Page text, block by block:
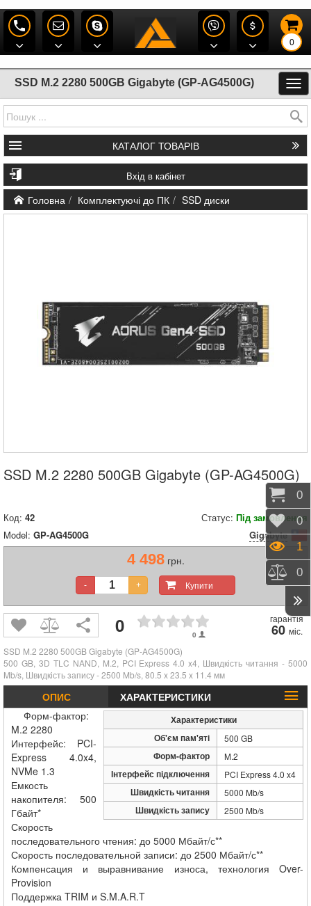
0
SSD M.2 2280 500GB Gigabyte (GP-AG4500G)
КАТАЛОГ ТОВАРІВ
Вхід в кабінет
Головна Комплектуючі до ПК SSD диски
SSD M.2 2280 500GB Gigabyte (GP-AG4500G)
Код: 42 Статус: Під замовлення
Model: GP-AG4500G Gigabyte
4 498грн.
Купити
- +
0 0
гарантія
60 міс.
SSD M.2 2280 500GB Gigabyte (GP-AG4500G)
500 GB, 3D TLC NAND, M.2, PCI Express 4.0 x4, Швидкість читання - 5000
Mb/s, Швидкість запису - 2500 Mb/s, 80.5 x 23.5 x 11.4 мм
ОПИС ХАРАКТЕРИСТИКИ
Характеристики
Об'єм пам'яті
500 GB
Форм-фактор M.2
Інтерфейс підключення PCI Express 4.0 x4
Швидкість читання 5000 Mb/s
Швидкість запису 2500 Mb/s
Форм-фактор:
M.2 2280
Интерфейс: PCI-
Express 4.0x4,
NVMe 1.3
Емкость
накопителя: 500
Гбайт*
Скорость
последовательного чтения: до 5000 Мбайт/с**
Скорость последовательной записи: до 2500 Мбайт/с**
Компенсация и выравнивание износа, технология Over-
Provision
Поддержка TRIM и S.M.A.R.T
0
0
1
0